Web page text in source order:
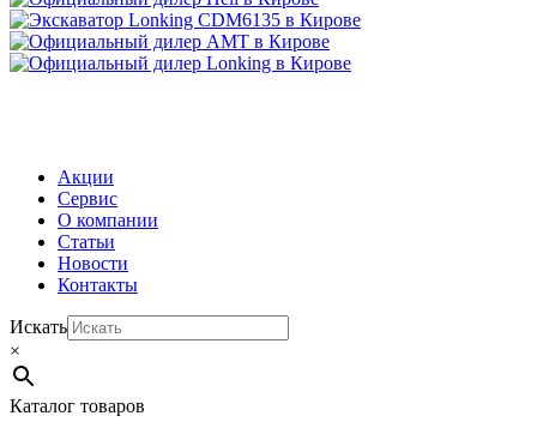
Акции
Сервис
О компании
Статьи
Новости
Контакты
Искать
×
Каталог товаров